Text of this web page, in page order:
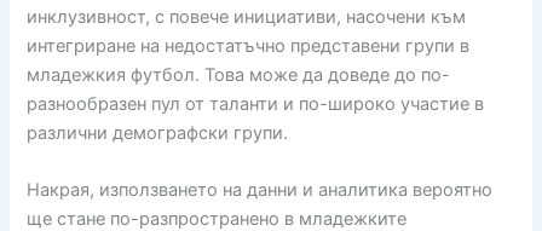
инклузивност, с повече инициативи, насочени към
интегриране на недостатъчно представени групи в
младежкия футбол. Това може да доведе до по-
разнообразен пул от таланти и по-широко участие в
различни демографски групи.
Накрая, използването на данни и аналитика вероятно
ще стане по-разпространено в младежките